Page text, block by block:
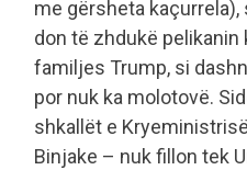
me gërsheta
don të zhdukë pelikanin
familjes Trump, si
por nuk ka molotovë.
shkallët e
Binjake – nuk fillon tek